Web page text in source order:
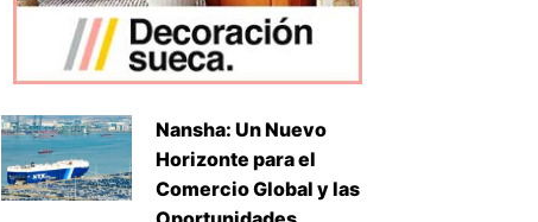
Nansha: Un Nuevo
Horizonte para el
Comercio Global y las